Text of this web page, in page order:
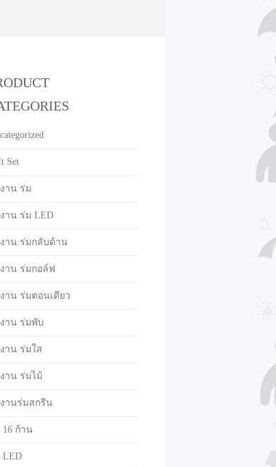
Set
าน ร่ม
าน ร่ม LED
าน ร่มกลับด้าน
าน ร่มกอล์ฟ
าน ร่มตอนเดียว
าน ร่มพับ
าน ร่มใส
าน ร่มไม้
านร่มสกรีน
16 ก้าน
LED